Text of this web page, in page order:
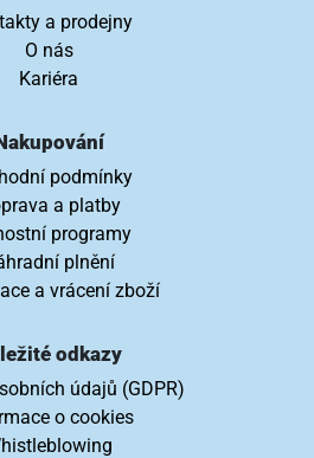
a prodejny
O nás
Kariéra
podmínky
a platby
programy
plnění
a vrácení zboží
odkazy
údajů (GDPR)
o cookies